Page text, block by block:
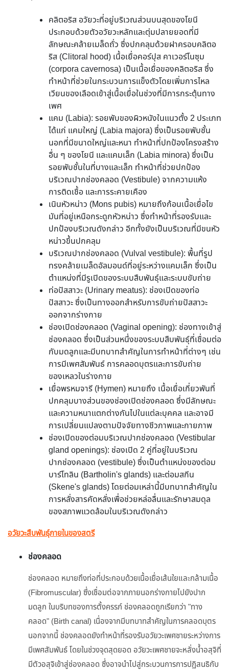
คลิตอริส อวัยวะที่อยู่บริเวณส่วนบนสุดของโยนี
ประกอบด้วยตัวอวัยวะหลักและตุ่มปลายยอดที่มี
ลักษณะคล้ายเมล็ดถั่ว ซึ่งปกคลุมด้วยฝาครอบคลิตอ
ริส (Clitoral hood) เนื้อเยื่อคอร์ปุส คาเวอร์โนซุม
(corpora cavernosa) เป็นเนื้อเยื่อของคลิตอริส ซึ่ง
ทำหน้าที่ช่วยในกระบวนการแข็งตัวโดยเพิ่มการไหล
เวียนของเลือดเข้าสู่เนื้อเยื่อในช่วงที่มีการกระตุ้นทาง
เพศ
แคม (Labia): รอยพับของผิวหนังในแนวตั้ง 2 ประเภท
ได้แก่ แคมใหญ่ (Labia majora) ซึ่งเป็นรอยพับชั้น
นอกที่มีขนาดใหญ่และหนา ทำหน้าที่ปกป้องโครงสร้าง
อื่น ๆ ของโยนี และแคมเล็ก (Labia minora) ซึ่งเป็น
รอยพับชั้นในที่บางและเล็ก ทำหน้าที่ช่วยปกป้อง
บริเวณปากช่องคลอด (Vestibule) จากความแห้ง
การติดเชื้อ และการระคายเคือง
เนินหัวหน่าว (Mons pubis) หมายถึงก้อนเนื้อเยื่อไข
มันที่อยู่เหนือกระดูกหัวหน่าว ซึ่งทำหน้าที่รองรับและ
ปกป้องบริเวณดังกล่าว อีกทั้งยังเป็นบริเวณที่มีขนหัว
หน่าวขึ้นปกคลุม
บริเวณปากช่องคลอด (Vulval vestibule): พื้นที่รูป
ทรงคล้ายเมล็ดอัลมอนด์ที่อยู่ระหว่างแคมเล็ก ซึ่งเป็น
ตำแหน่งที่มีรูเปิดของระบบสืบพันธุ์และระบบขับถ่าย
ท่อปัสสาวะ (Urinary meatus): ช่องเปิดของท่อ
ปัสสาวะ ซึ่งเป็นทางออกสำหรับการขับถ่ายปัสสาวะ
ออกจากร่างกาย
ช่องเปิดช่องคลอด (Vaginal opening): ช่องทางเข้าสู่
ช่องคลอด ซึ่งเป็นส่วนหนึ่งของระบบสืบพันธุ์ที่เชื่อมต่อ
กับมดลูกและมีบทบาทสำคัญในการทำหน้าที่ต่างๆ เช่น
การมีเพศสัมพันธ์ การคลอดบุตรและการขับถ่าย
ของเหลวในร่างกาย
เยื่อพรหมจารี (Hymen) หมายถึง เนื้อเยื่อเกี่ยวพันที่
ปกคลุมบางส่วนของช่องเปิดช่องคลอด ซึ่งมีลักษณะ
และความหนาแตกต่างกันไปในแต่ละบุคคล และอาจมี
การเปลี่ยนแปลงตามปัจจัยทางชีวภาพและกายภาพ
ช่องเปิดของต่อมบริเวณปากช่องคลอด (Vestibular
gland openings): ช่องเปิด 2 คู่ที่อยู่ในบริเวณ
ปากช่องคลอด (vestibule) ซึ่งเป็นตำแหน่งของต่อม
บาร์โทลิน (Bartholin's glands) และต่อมสกีน
(Skene's glands) โดยต่อมเหล่านี้มีบทบาทสำคัญใน
การหลั่งสารคัดหลั่งเพื่อช่วยหล่อลื่นและรักษาสมดุล
ของสภาพแวดล้อมในบริเวณดังกล่าว
อวัยวะสืบพันธุ์ภายในของสตรี
ช่องคลอด
ช่องคลอด หมายถึงท่อที่ประกอบด้วยเนื้อเยื่อเส้นใยและกล้ามเนื้อ
(Fibromuscular) ซึ่งเชื่อมต่อจากภายนอกร่างกายไปยังปาก
มดลูก ในบริบทของการตั้งครรภ์ ช่องคลอดถูกเรียกว่า "ทาง
คลอด" (Birth canal) เนื่องจากมีบทบาทสำคัญในการคลอดบุตร
นอกจากนี้ ช่องคลอดยังทำหน้าที่รองรับอวัยวะเพศชายระหว่างการ
มีเพศสัมพันธ์ โดยในช่วงจุดสุดยอด อวัยวะเพศชายจะหลั่งน้ำอสุจิที่
มีตัวอสุจิเข้าสู่ช่องคลอด ซึ่งอาจนำไปสู่กระบวนการการปฏิสนธิกับ